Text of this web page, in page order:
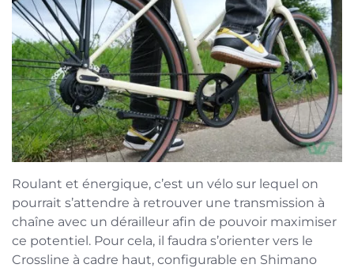
Roulant et énergique, c’est un vélo sur lequel on
pourrait s’attendre à retrouver une transmission à
chaîne avec un dérailleur afin de pouvoir maximiser
ce potentiel. Pour cela, il faudra s’orienter vers le
Crossline à cadre haut, configurable en Shimano